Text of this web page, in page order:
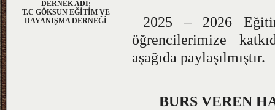
DERNEK ADI;
T.C GÖKSUN EĞİTİM VE
DAYANIŞMA DERNEĞİ
2025 – 2026
öğrencilerimize
aşağıda paylaşılmıştır.
BURS VEREN